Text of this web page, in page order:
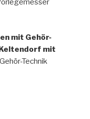
mit Gehör-
mit
Technik